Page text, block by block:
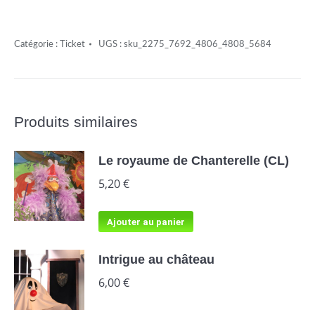
fantôme
Catégorie : Ticket UGS : sku_2275_7692_4806_4808_5684
Produits similaires
Le royaume de Chanterelle (CL)
5,20€
Ajouter au panier
Intrigue au château
6,00€